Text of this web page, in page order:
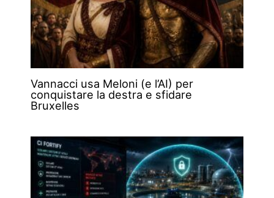
Vannacci usa Meloni (e l’AI) per
conquistare la destra e sfidare
Bruxelles